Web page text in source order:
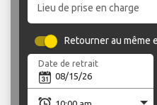
Lieu de prise en charge
Retourner au même
Date de retrait